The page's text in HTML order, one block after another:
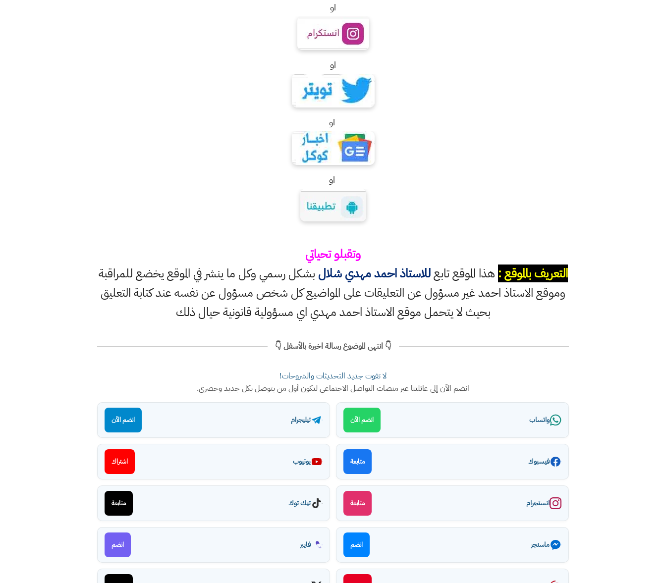
او
او
او
او
وتقبلو تحياتي
التعريف بالموقع : هذا الموقع تابعللاستاذ احمد مهدي شلال بشكل رسمي وكل ما ينشر في الموقع يخضع للمراقبة
وموقع الاستاذ احمد غير مسؤول عن التعليقات على المواضيع كل شخص مسؤول عن نفسه عند كتابة التعليق
بحيث لا يتحمل موقع الاستاذ احمد مهدي اي مسؤولية قانونية حيال ذلك
👇 انتهى الموضوع رسالة اخيرة بالأسفل 👇
لا تفوت جديد التحديثات والشروحات!
انضم الآن إلى عائلتنا عبر منصات التواصل الاجتماعي لتكون أول من يتوصل بكل جديد وحصري.
واتساب انضم الآن تيليجرام انضم الآن
فيسبوك متابعة يوتيوب اشتراك
انستجرام متابعة تيك توك متابعة
ماسنجر انضم فايبر انضم